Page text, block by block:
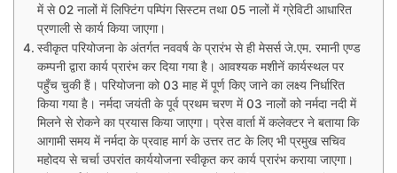
में से 02 नालों में लिफ्टिंग पम्पिंग सिस्टम तथा 05 नालों में ग्रेविटी आधारित
प्रणाली से कार्य किया जाएगा।
स्वीकृत परियोजना के अंतर्गत नववर्ष के प्रारंभ से ही मेसर्स जे.एम. रमानी एण्ड
कम्पनी द्वारा कार्य प्रारंभ कर दिया गया है। आवश्यक मशीनें कार्यस्थल पर
पहुँच चुकी हैं। परियोजना को 03 माह में पूर्ण किए जाने का लक्ष्य निर्धारित
किया गया है। नर्मदा जयंती के पूर्व प्रथम चरण में 03 नालों को नर्मदा नदी में
मिलने से रोकने का प्रयास किया जाएगा। प्रेस वार्ता में कलेक्टर ने बताया कि
आगामी समय में नर्मदा के प्रवाह मार्ग के उत्तर तट के लिए भी प्रमुख सचिव
महोदय से चर्चा उपरांत कार्ययोजना स्वीकृत कर कार्य प्रारंभ कराया जाएगा।